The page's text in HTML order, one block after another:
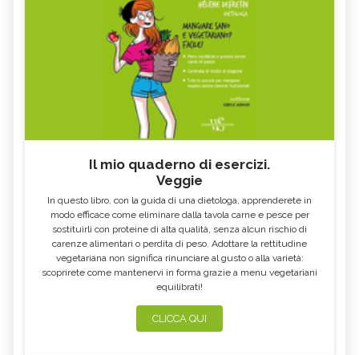
Il mio quaderno di esercizi.
Veggie
In questo libro, con la guida di una dietologa, apprenderete in
modo efficace come eliminare dalla tavola carne e pesce per
sostituirli con proteine di alta qualità, senza alcun rischio di
carenze alimentari o perdita di peso. Adottare la rettitudine
vegetariana non significa rinunciare al gusto o alla varietà:
scoprirete come mantenervi in forma grazie a menu vegetariani
equilibrati!
CLICCA QUI